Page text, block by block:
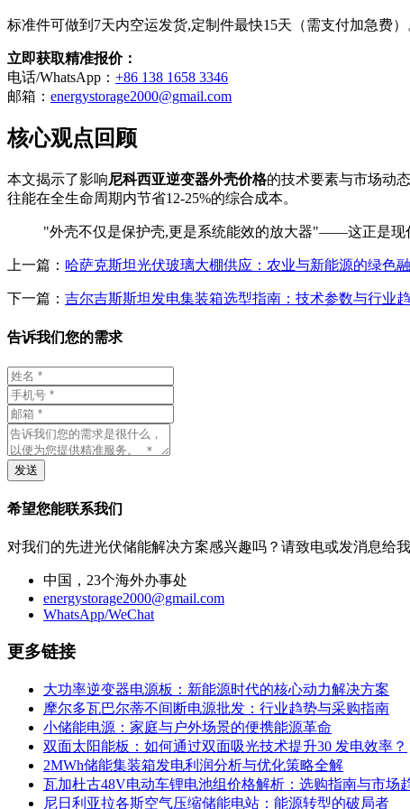
标准件可做到7天内空运发货,定制件最快15天（需支付加急费）
立即获取精准报价：
电话/WhatsApp： +86 138 1658 3346
邮箱： energystorage2000@gmail.com
核心观点回顾
本文揭示了影响尼科西亚逆变器外壳价格的技术要素与市场动
往能在全生命周期内节省12-25%的综合成本。
"外壳不仅是保护壳,更是系统能效的放大器"——这正是现
上一篇： 哈萨克斯坦光伏玻璃大棚供应：农业与新能源的绿色
下一篇： 吉尔吉斯斯坦发电集装箱选型指南：技术参数与行业
告诉我们您的需求
发送
希望您能联系我们
对我们的先进光伏储能解决方案感兴趣吗？请致电或发消息给
中国，23个海外办事处
energystorage2000@gmail.com
WhatsApp/WeChat
更多链接
大功率逆变器电源板：新能源时代的核心动力解决方案
摩尔多瓦巴尔蒂不间断电源批发：行业趋势与采购指南
小储能电源：家庭与户外场景的便携能源革命
双面太阳能板：如何通过双面吸光技术提升30 发电效率？
2MWh储能集装箱发电利润分析与优化策略全解
瓦加杜古48V电动车锂电池组价格解析：选购指南与市场
尼日利亚拉各斯空气压缩储能电站：能源转型的破局者